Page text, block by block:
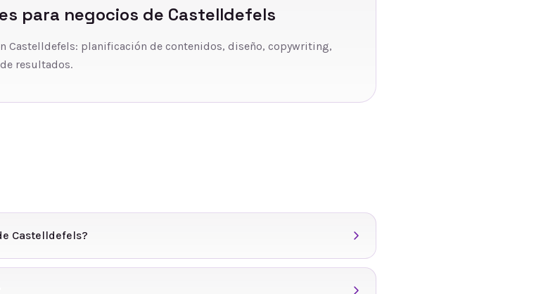
para negocios de Castelldefels
Castelldefels: planificación de contenidos, diseño, copywriting,
resultados.
Castelldefels?